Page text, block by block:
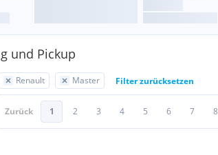
und Pickup
Renault Master Filter zurücksetzen
Zurück 1 2 3 4 5 6 7 8